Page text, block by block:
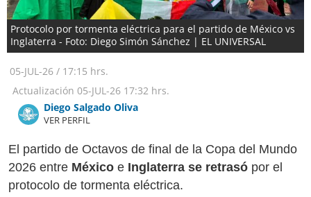
Protocolo por tormenta eléctrica para el partido de México vs
Inglaterra - Foto: Diego Simón Sánchez | EL UNIVERSAL
05-JUL-26 / 17:15 hrs.
Actualización 05-JUL-26 17:32 hrs.
Diego Salgado Oliva
VER PERFIL
El partido de Octavos de final de la Copa del Mundo
2026 entre México e Inglaterra se retrasó por el
protocolo de tormenta eléctrica.